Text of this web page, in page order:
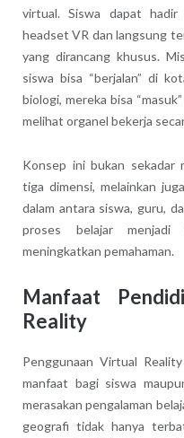
virtual. Siswa dapat hadir
headset VR dan langsung
yang dirancang khusus.
siswa bisa “berjalan” di
biologi, mereka bisa
melihat organel bekerja
Konsep ini bukan sekadar
tiga dimensi, melainkan
dalam antara siswa, guru,
proses belajar menjadi
meningkatkan pemahaman.
Manfaat
Reality
Penggunaan Virtual
manfaat bagi siswa
merasakan pengalaman
geografi tidak hanya